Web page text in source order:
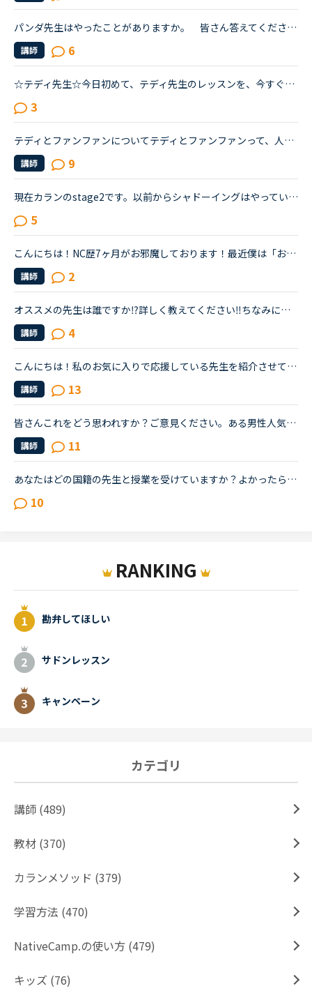
パンダ先生はやったことがありますか。 皆さん答えてください｡ よければどんなふうな先生か教えてください。 皆さん答えてください。
講師 6
☆テディ先生☆今日初めて、テディ先生のレッスンを、今すぐレッスンで受けました。クマさんはとっても可愛くて、首や顔や目を動かしたりして愛嬌あるクマさん（かぶり物とかではないです）です。私のレッスンの時...
3
テディとファンファンについてテディとファンファンって、人間ですよね?同じ人が声をやっているのでしょうか?そして、その声をやっている人は誰なんでしょう?テディかファンファンに、あなたの人間の姿を見せてと...
講師 9
現在カランのstage2です。以前からシャドーイングはやっていて、先に話してくれる先生だとその先生が話し始めたすぐ後に続いて話すことは出来るのですが、本日カランであたった先生は、質問後に私の回答を待つ先...
5
こんにちは！NC歴7ヶ月がお邪魔しております！最近僕は「お気に入りの先生にこだわり過ぎ！」とよく言われます…今幅を広げようと、初めての先生とレッスンをするようになりましたが、なかなかお気に入り先生が増...
講師 2
オススメの先生は誰ですか⁉️詳しく教えてください‼️ちなみに僕はフィリピン🇵🇭🇵🇭の「マーク」先生です‼️
講師 4
こんにちは！私のお気に入りで応援している先生を紹介させてください。フィリピン人の女性の先生二人で、ウェンディー(Wendy)先生(41歳)とベラ(Bella)先生(41歳)です。私はもっぱらﾌﾘｰﾄｰｸで受講しているのですが...
講師 13
皆さんこれをどう思われすか？ご意見ください。ある男性人気講師(予約時間に開けても既に埋まっていて予約が取れないほど人気)をやっとの思いで新しい機能(キャンセル待ち)のおかげでとることができて、受けまし...
講師 11
あなたはどの国籍の先生と授業を受けていますか？よかったら教えてください！（ちなみに僕はフィリピンの先生です。）
10
RANKING
勘弁してほしい
サドンレッスン
キャンペーン
カテゴリ
講師 (489)
教材 (370)
カランメソッド (379)
学習方法 (470)
NativeCamp.の使い方 (479)
キッズ (76)